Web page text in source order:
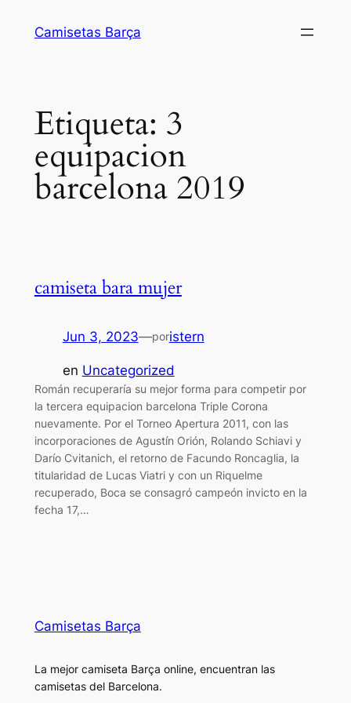
Camisetas Barça
Etiqueta: 3
equipacion
barcelona 2019
camiseta bara mujer
Jun 3, 2023—poristern
en Uncategorized
Román recuperaría su mejor forma para competir por
la tercera equipacion barcelona Triple Corona
nuevamente. Por el Torneo Apertura 2011, con las
incorporaciones de Agustín Orión, Rolando Schiavi y
Darío Cvitanich, el retorno de Facundo Roncaglia, la
titularidad de Lucas Viatri y con un Riquelme
recuperado, Boca se consagró campeón invicto en la
fecha 17,…
Camisetas Barça
La mejor camiseta Barça online, encuentran las
camisetas del Barcelona.